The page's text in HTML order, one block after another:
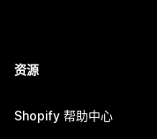
资源
Shopify 帮助中心